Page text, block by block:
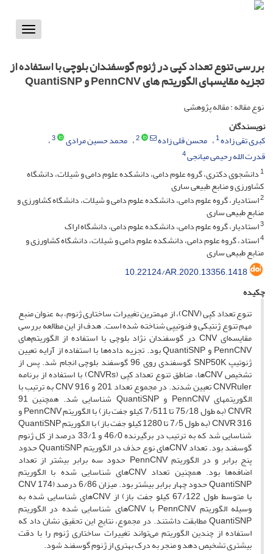
Toggle
بررسی تنوع تعداد کپی در ژنوم گوسفندان بلوچی با استفاده از
تجزیه مقایسهای الگوریتم های PennCNV و QuantiSNP
نوع مقاله : مقاله پژوهشی
نویسندگان
کبری تقی زاده1 محسن قلی زاده 2 محمد حسین مرادی 3
قدرت الله رحیمی میانجی4
1دانشجوی دکتری، گروه علوم دامی، دانشکده علوم دامی و شیلات، دانشگاه
کشاورزی و منابع طبیعی ساری
2استادیار، گروه علوم دامی، دانشکده علوم دامی و شیلات، دانشگاه کشاورزی و
منابع طبیعی ساری
3استادیار، گروه علوم دامی، دانشکده علوم دامی، دانشگاه اراک
4استاد، گروه علوم دامی، دانشکده علوم دامی و شیلات، دانشگاه کشاورزی و
منابع طبیعی ساری
10.22124/AR.2020.13356.1418
چکیده
تنوع تعداد کپی (CNV)، از مهمترین تغییرات ساختاری ژنوم، به عنوان منبع
مهم تنوع ژنتیکی و فنوتیپی شناخته شده است. هدف از این مطالعه بررسی
مقایسه‌ای CNV در گوسفندان نژاد بلوچی با استفاده از الگوریتم‌های
PennCNV و QuantiSNP بود. تجزیه داده‌ها با استفاده از آرایه تعیین
ژنوتیپ SNP50K گوسفندی روی 96 گوسفند بلوچی انجام شد. پس از
تشخیص CNVها، مناطق تنوع تعداد کپی (CNVRs) با استفاده از برنامه
CNVRuler تعیین شدند. در مجموع تعداد 201 و 916 CNV به ترتیب با
الگوریتم­های PennCNV و QuantiSNP شناسایی شد. همچنین 91
CNVR (به طول 75/18 تا 7/511 کیلو جفت ‌باز) با الگوریتم PennCNV و
316 CNVR (به طول 7/5 تا 1280 کیلو جفت ‌باز) با الگوریتم QuantiSNP
شناسایی شد که به ترتیب در بر‌گیرنده 46/0 و 33/1 درصد از کل ژنوم
گوسفند بود. تعداد CNVهای نوع حذف در الگوریتم QuantiSNP حدود
پنج برابر و در الگوریتم PennCNV حدود سه برابر بیشتر از تعداد
اضافه‌ها بود. همچنین تعداد CNV‌های شناسایی شده با الگوریتم
QuantiSNP حدود چهار برابر بیشتر بود. میزان 6/86 درصد (174 CNV
با متوسط طول 67/122 کیلو جفت ‌باز) از CNVهای شناسایی شده به
وسیله الگوریتم PennCNV با CNVهای شناسایی شده در الگوریتم
QuantiSNP مطابقت داشتند. در مجموع، نتایج این تحقیق نشان داد که
استفاده از چندین الگوریتم می‌تواند تغییرات ساختاری ژنوم را با دقت
بیشتری تشخیص دهد و منجر به درک بهتری از ژنوم گوسفند ‌شود.